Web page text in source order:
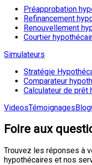
Préapprobation
Refinancement
Renouvellement
Courtier
Simulateurs
Stratégie
Comparateur
Calculateur de prêt
VideosTémoignagesBlog
Foire aux
Trouvez les réponses à
hypothécaires et nos